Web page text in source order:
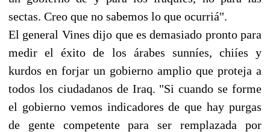
sectas. Creo que no sabemos lo que ocurriá".
El general Vines dijo que es demasiado pronto para
medir el éxito de los árabes sunníes, chiíes y
kurdos en forjar un gobierno amplio que proteja a
todos los ciudadanos de Iraq. "Si cuando se forme
el gobierno vemos indicadores de que hay purgas
de gente competente para ser remplazada por